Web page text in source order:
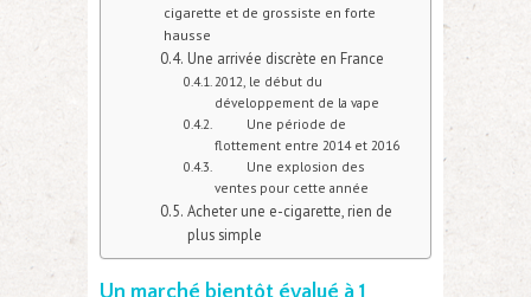
cigarette et de grossiste en forte
hausse
Une arrivée discrète en France
2012, le début du
développement de la vape
Une période de
flottement entre 2014 et 2016
Une explosion des
ventes pour cette année
Acheter une e-cigarette, rien de
plus simple
Un marché bientôt évalué à 1